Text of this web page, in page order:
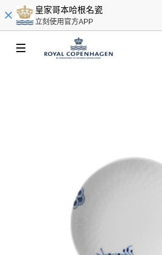
皇家哥本哈根名瓷
立刻使用官方APP